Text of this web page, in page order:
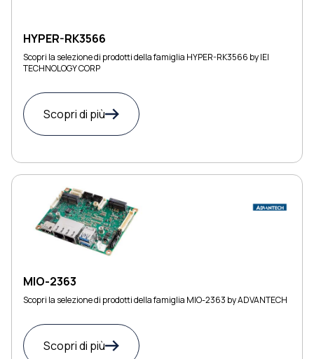
HYPER-RK3566
Scopri la selezione di prodotti della famiglia HYPER-RK3566 by IEI
TECHNOLOGY CORP
Scopri di più
MIO-2363
Scopri la selezione di prodotti della famiglia MIO-2363 by ADVANTECH
Scopri di più